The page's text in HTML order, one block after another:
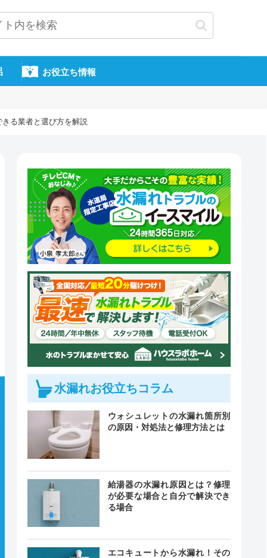
お役立ち情報
る業者と選び方を解説
水漏れお役立ちコラム
ウォシュレットの水漏れ箇所別
の原因・対処法と修理方法とは
給湯器の水漏れ原因とは？修理
が必要な場合と自分で解決でき
る場合
エコキュートから水漏れ！その